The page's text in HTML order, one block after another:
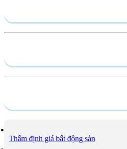
Thẩm định giá bất động sản